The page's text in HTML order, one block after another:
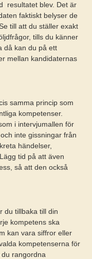
resultatet blev. Det är
faktiskt belyser de
till att du ställer exakt
tills du känner
då kan du på ett
mellan kandidaternas
samma princip som
kompetenser.
i intervjumallen för
inte gissningar från
händelser,
tid på att även
så att den också
du tillbaka till din
kompetens ska
kan vara siffror eller
kompetenserna för
rangordna